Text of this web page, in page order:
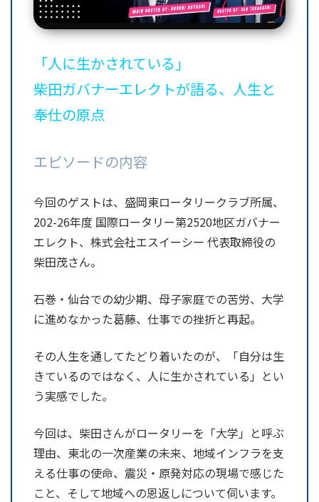
「人に生かされている」
柴田ガバナーエレクトが語る、人生と
奉仕の原点
エピソードの内容
今回のゲストは、盛岡東ロータリークラブ所属、
202-26年度 国際ロータリー第2520地区ガバナー
エレクト、株式会社エスイーシー 代表取締役の
柴田茂さん。
石巻・仙台での幼少期、母子家庭での苦労、大学
に進めなかった葛藤、仕事での挫折と再起。
その人生を通してたどり着いたのが、「自分は生
きているのではなく、人に生かされている」とい
う実感でした。
今回は、柴田さんがロータリーを「大学」と呼ぶ
理由、東北の一次産業の未来、地域インフラを支
える仕事の使命、震災・原発対応の現場で感じた
こと、そして地域への恩返しについて伺います。